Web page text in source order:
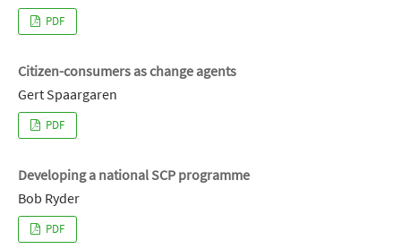
PDF
Citizen-consumers as change agents
Gert Spaargaren
PDF
Developing a national SCP programme
Bob Ryder
PDF